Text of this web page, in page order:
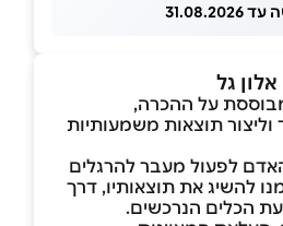
גל
על ההכרה,
תוצאות משמעותיות
לפעול מעבר להרגלים
להשיג את תוצאותיו, דרך
הכלים הנרכשים.